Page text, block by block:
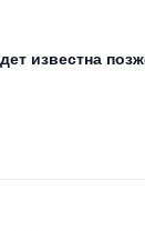
известна